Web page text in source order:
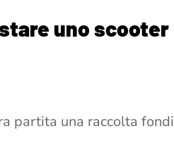
uno scooter
partita una raccolta fondi